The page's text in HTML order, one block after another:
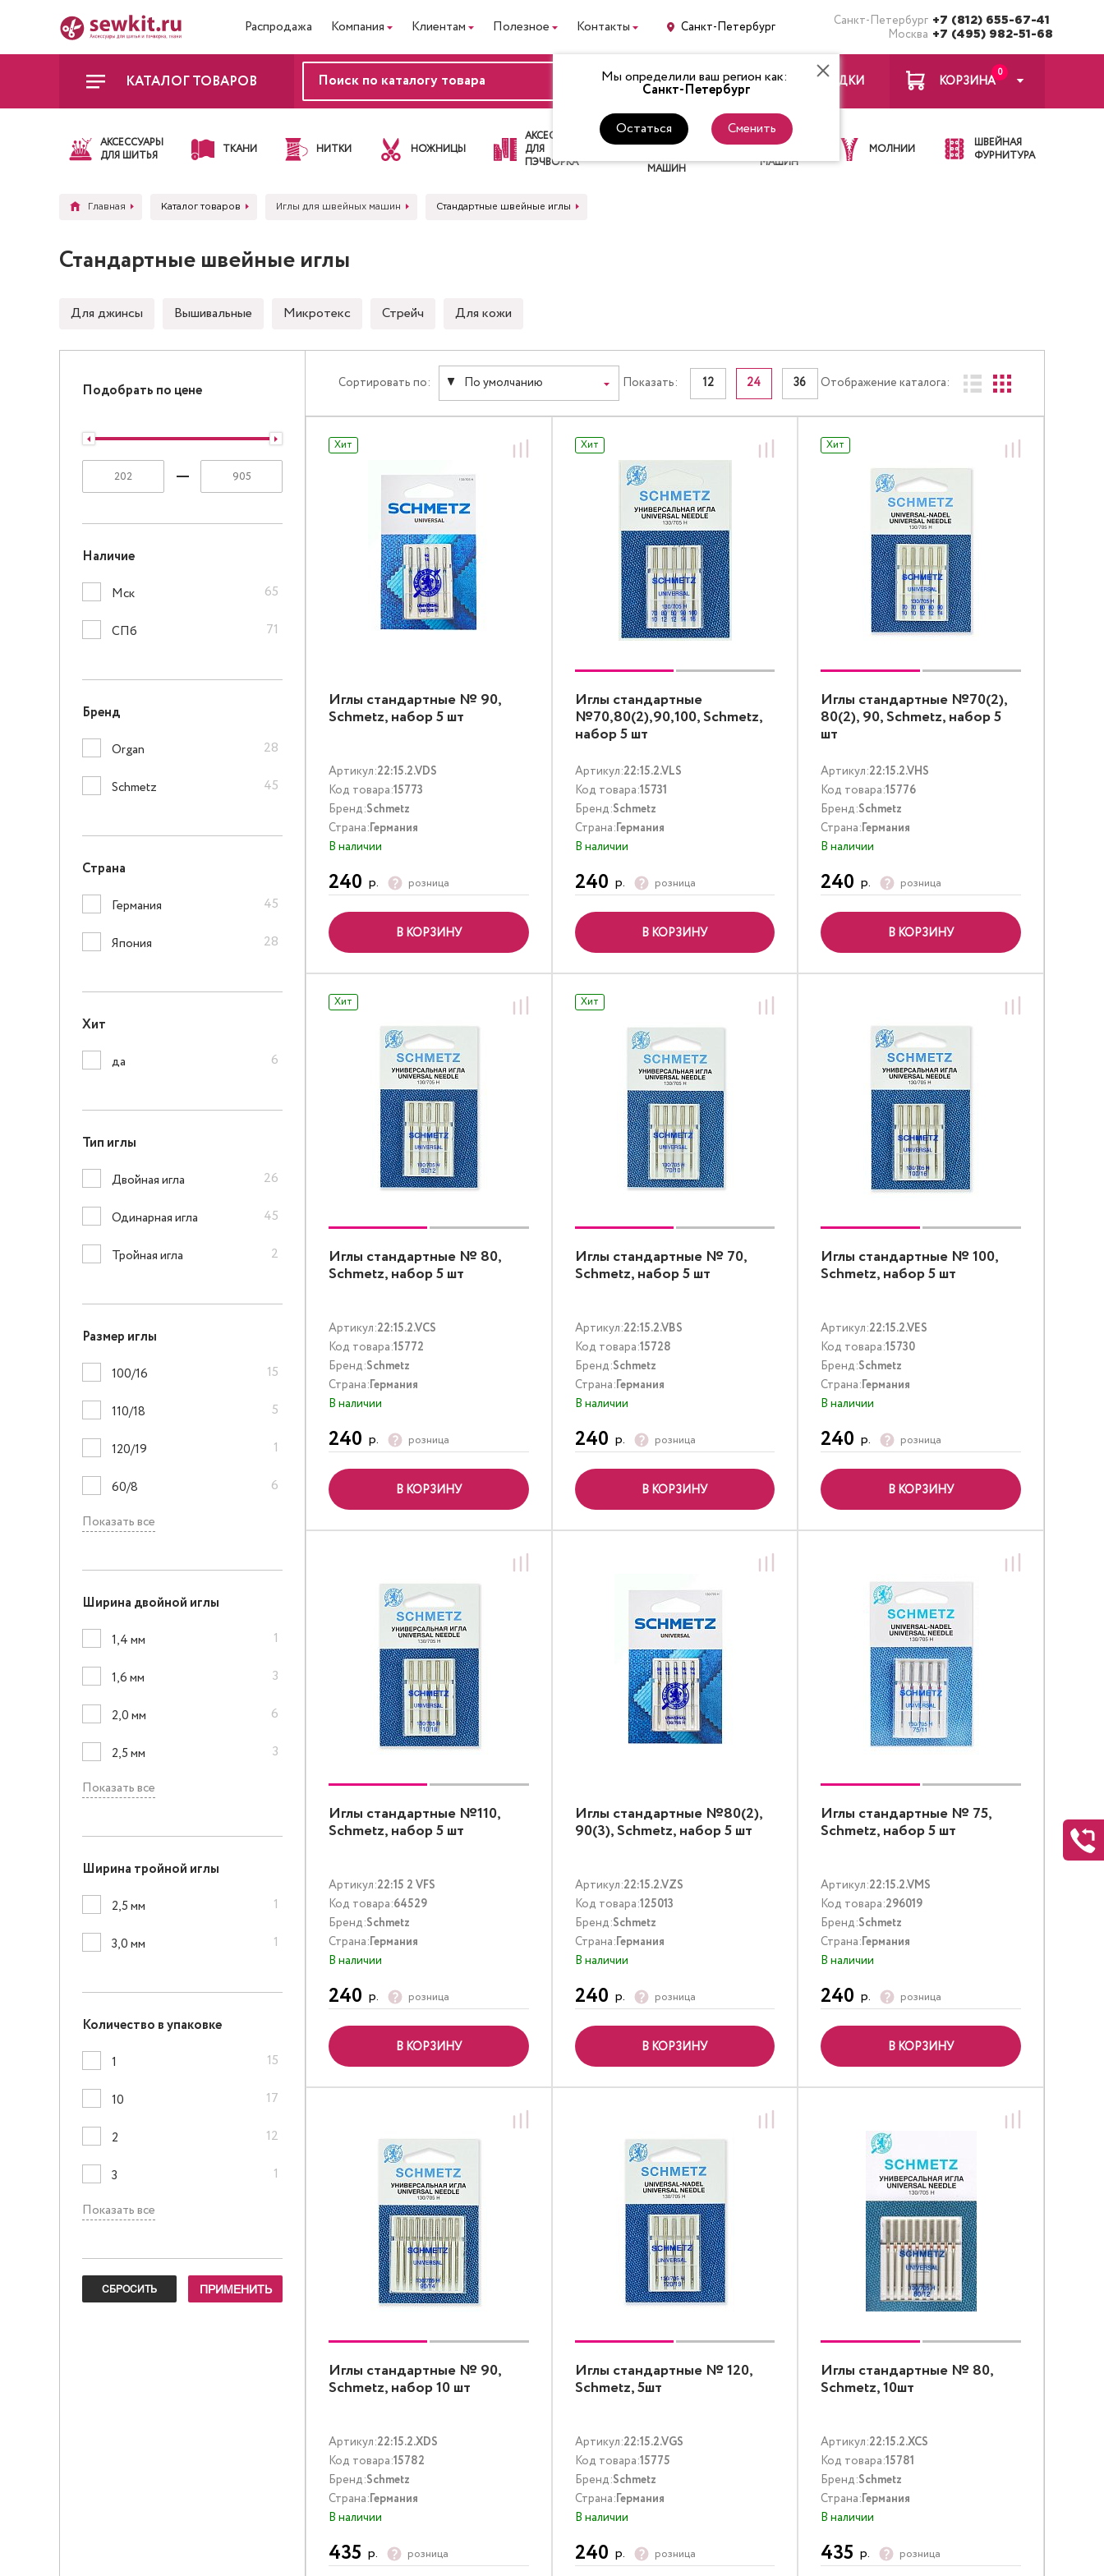
Распродажа Компания Клиентам Полезное Контакты Санкт-Петербург Санкт-Петербург +7 (812) 655-67-41
Москва +7 (495) 982-51-68
Мы определили ваш регион как:
Санкт-Петербург
Остаться Сменить
КАТАЛОГ ТОВАРОВ ВХОД ЗАКЛАДКИ
0
КОРЗИНА
АКСЕССУАРЫ
ДЛЯ ШИТЬЯ
ТКАНИ НИТКИ НОЖНИЦЫ
АКСЕССУАРЫ
ДЛЯ
ПЭЧВОРКА
ЛАПКИ
ДЛЯ
МАШИН
ИГЛЫ ДЛЯ
ШВЕЙНЫХ
МАШИН
МОЛНИИ
ШВЕЙНАЯ
ФУРНИТУРА
Главная Каталог товаров Иглы для швейных машин Стандартные швейные иглы
Стандартные швейные иглы
Для джинсы Вышивальные Микротекс Стрейч Для кожи
Подобрать по цене
Наличие
Мск 65
СПб 71
Бренд
Organ 28
Schmetz 45
Страна
Германия 45
Япония 28
Хит
да 6
Тип иглы
Двойная игла 26
Одинарная игла 45
Тройная игла 2
Размер иглы
100/16 15
110/18 5
120/19 1
60/8 6
Показать все
Ширина двойной иглы
1,4 мм 1
1,6 мм 3
2,0 мм 6
2,5 мм 3
Показать все
Ширина тройной иглы
2,5 мм 1
3,0 мм 1
Количество в упаковке
1 15
10 17
2 12
3 1
Показать все
Сортировать по: По умолчанию Показать: 12 24 36 Отображение каталога:
Хит
Иглы стандартные № 90,
Schmetz, набор 5 шт
Артикул:22:15.2.VDS
Код товара:15773
Бренд:Schmetz
Страна:Германия
В наличии
240 р. розница
В КОРЗИНУ
Хит
Иглы стандартные
№70,80(2),90,100, Schmetz,
набор 5 шт
Артикул:22:15.2.VLS
Код товара:15731
Бренд:Schmetz
Страна:Германия
В наличии
240 р. розница
В КОРЗИНУ
Хит
Иглы стандартные №70(2),
80(2), 90, Schmetz, набор 5
шт
Артикул:22:15.2.VHS
Код товара:15776
Бренд:Schmetz
Страна:Германия
В наличии
240 р. розница
В КОРЗИНУ
Хит
Иглы стандартные № 80,
Schmetz, набор 5 шт
Артикул:22:15.2.VCS
Код товара:15772
Бренд:Schmetz
Страна:Германия
В наличии
240 р. розница
В КОРЗИНУ
Хит
Иглы стандартные № 70,
Schmetz, набор 5 шт
Артикул:22:15.2.VBS
Код товара:15728
Бренд:Schmetz
Страна:Германия
В наличии
240 р. розница
В КОРЗИНУ
Иглы стандартные № 100,
Schmetz, набор 5 шт
Артикул:22:15.2.VES
Код товара:15730
Бренд:Schmetz
Страна:Германия
В наличии
240 р. розница
В КОРЗИНУ
Иглы стандартные №110,
Schmetz, набор 5 шт
Артикул:22:15 2 VFS
Код товара:64529
Бренд:Schmetz
Страна:Германия
В наличии
240 р. розница
В КОРЗИНУ
Иглы стандартные №80(2),
90(3), Schmetz, набор 5 шт
Артикул:22:15.2.VZS
Код товара:125013
Бренд:Schmetz
Страна:Германия
В наличии
240 р. розница
В КОРЗИНУ
Иглы стандартные № 75,
Schmetz, набор 5 шт
Артикул:22:15.2.VMS
Код товара:296019
Бренд:Schmetz
Страна:Германия
В наличии
240 р. розница
В КОРЗИНУ
Иглы стандартные № 90,
Schmetz, набор 10 шт
Артикул:22:15.2.XDS
Код товара:15782
Бренд:Schmetz
Страна:Германия
В наличии
435 р. розница
Иглы стандартные № 120,
Schmetz, 5шт
Артикул:22:15.2.VGS
Код товара:15775
Бренд:Schmetz
Страна:Германия
В наличии
240 р. розница
Иглы стандартные № 80,
Schmetz, 10шт
Артикул:22:15.2.XCS
Код товара:15781
Бренд:Schmetz
Страна:Германия
В наличии
435 р. розница